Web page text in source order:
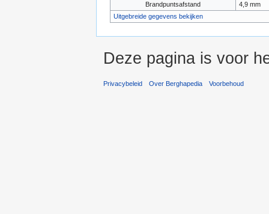
Brandpuntsafstand
4,9 mm
Uitgebreide gegevens bekijken
Deze pagina is voor
Privacybeleid Over Berghapedia Voorbehoud